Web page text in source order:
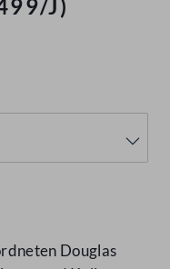
J)
Douglas